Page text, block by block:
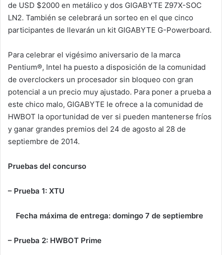
de USD $2000 en metálico y dos GIGABYTE Z97X-SOC
LN2. También se celebrará un sorteo en el que cinco
participantes de llevarán un kit GIGABYTE G-Powerboard.
Para celebrar el vigésimo aniversario de la marca
Pentium®, Intel ha puesto a disposición de la comunidad
de overclockers un procesador sin bloqueo con gran
potencial a un precio muy ajustado. Para poner a prueba a
este chico malo, GIGABYTE le ofrece a la comunidad de
HWBOT la oportunidad de ver si pueden mantenerse fríos
y ganar grandes premios del 24 de agosto al 28 de
septiembre de 2014.
Pruebas del concurso
– Prueba 1: XTU
Fecha máxima de entrega: domingo 7 de septiembre
– Prueba 2: HWBOT Prime